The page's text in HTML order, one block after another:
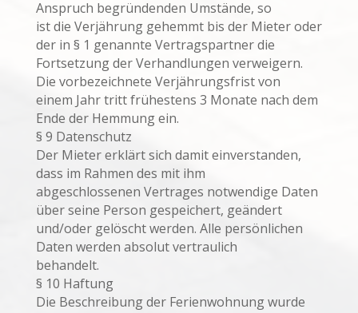
Anspruch begründenden Umstände, so
ist die Verjährung gehemmt bis der Mieter oder
der in § 1 genannte Vertragspartner die
Fortsetzung der Verhandlungen verweigern.
Die vorbezeichnete Verjährungsfrist von
einem Jahr tritt frühestens 3 Monate nach dem
Ende der Hemmung ein.
§ 9 Datenschutz
Der Mieter erklärt sich damit einverstanden,
dass im Rahmen des mit ihm
abgeschlossenen Vertrages notwendige Daten
über seine Person gespeichert, geändert
und/oder gelöscht werden. Alle persönlichen
Daten werden absolut vertraulich
behandelt.
§ 10 Haftung
Die Beschreibung der Ferienwohnung wurde